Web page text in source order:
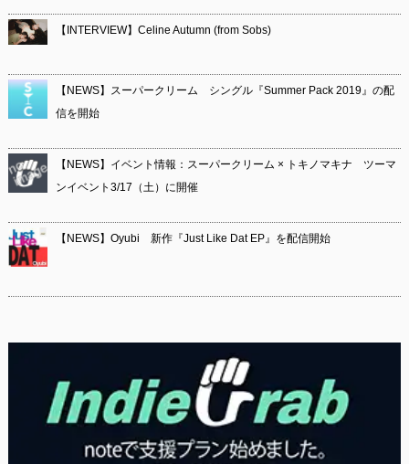
【INTERVIEW】Celine Autumn (from Sobs)
【NEWS】スーパークリーム シングル『Summer Pack 2019』の配
信を開始
【NEWS】イベント情報：スーパークリーム × トキノマキナ ツーマ
ンイベント3/17（土）に開催
【NEWS】Oyubi 新作『Just Like Dat EP』を配信開始